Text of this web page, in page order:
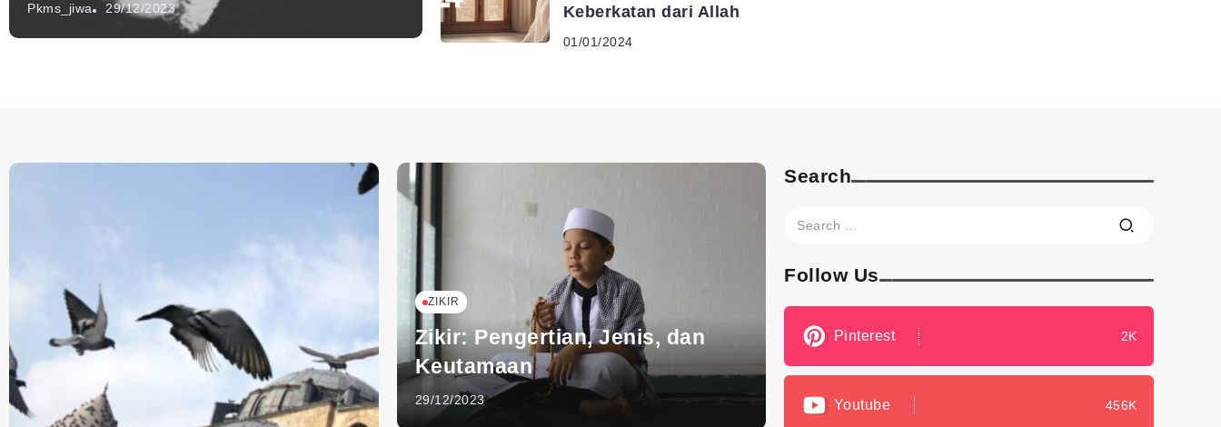
Pkms_jiwa 29/12/2023
Keberkatan dari Allah
01/01/2024
ZIKIR
Zikir: Pengertian, Jenis, dan
Keutamaan
29/12/2023
Search
Follow Us
Pinterest 2K
Youtube 456K